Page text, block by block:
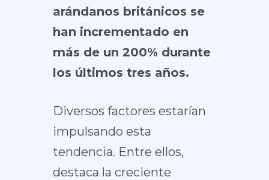
arándanos británicos se
han incrementado en
más de un 200% durante
los últimos tres años.
Diversos factores estarían
impulsando esta
tendencia. Entre ellos,
destaca la creciente